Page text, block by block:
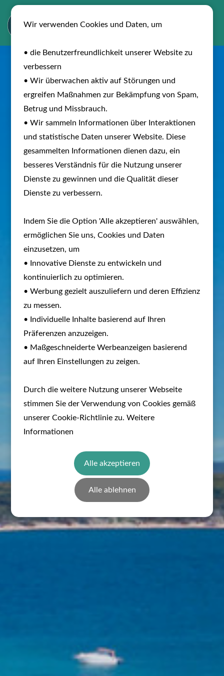
Wir verwenden Cookies und Daten, um
• die Benutzerfreundlichkeit unserer Website zu
verbessern
• Wir überwachen aktiv auf Störungen und
ergreifen Maßnahmen zur Bekämpfung von Spam,
Betrug und Missbrauch.
• Wir sammeln Informationen über Interaktionen
und statistische Daten unserer Website. Diese
gesammelten Informationen dienen dazu, ein
besseres Verständnis für die Nutzung unserer
Dienste zu gewinnen und die Qualität dieser
Dienste zu verbessern.
Indem Sie die Option 'Alle akzeptieren' auswählen,
ermöglichen Sie uns, Cookies und Daten
einzusetzen, um
• Innovative Dienste zu entwickeln und
kontinuierlich zu optimieren.
• Werbung gezielt auszuliefern und deren Effizienz
zu messen.
• Individuelle Inhalte basierend auf Ihren
Präferenzen anzuzeigen.
• Maßgeschneiderte Werbeanzeigen basierend
auf Ihren Einstellungen zu zeigen.
Durch die weitere Nutzung unserer Webseite
stimmen Sie der Verwendung von Cookies gemäß
unserer Cookie-Richtlinie zu. Weitere
Informationen
Alle akzeptieren
Alle ablehnen